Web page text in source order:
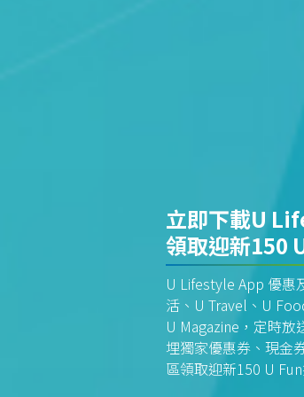
立即下載U
領取迎新150
U Lifestyle App 優惠
活、U Travel、U
U Magazine，定時
埋獨家優惠券、現金
區領取迎新150 U